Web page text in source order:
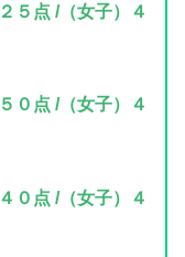
５点 /（女子）４
０点 /（女子）４
０点 /（女子）４